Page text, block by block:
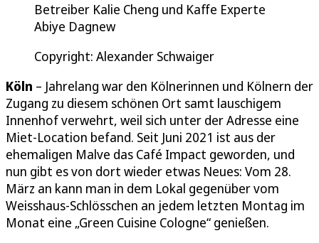
Betreiber Kalie Cheng und Kaffe Experte
Abiye Dagnew
Copyright: Alexander Schwaiger
Köln – Jahrelang war den Kölnerinnen und Kölnern der
Zugang zu diesem schönen Ort samt lauschigem
Innenhof verwehrt, weil sich unter der Adresse eine
Miet-Location befand. Seit Juni 2021 ist aus der
ehemaligen Malve das Café Impact geworden, und
nun gibt es von dort wieder etwas Neues: Vom 28.
März an kann man in dem Lokal gegenüber vom
Weisshaus-Schlösschen an jedem letzten Montag im
Monat eine „Green Cuisine Cologne“ genießen.